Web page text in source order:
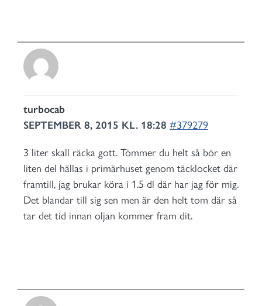
turbocab
SEPTEMBER 8, 2015 KL. 18:28 #379279
3 liter skall räcka gott. Tömmer du helt så bör en
liten del hällas i primärhuset genom täcklocket där
framtill, jag brukar köra i 1.5 dl där har jag för mig.
Det blandar till sig sen men är den helt tom där så
tar det tid innan oljan kommer fram dit.